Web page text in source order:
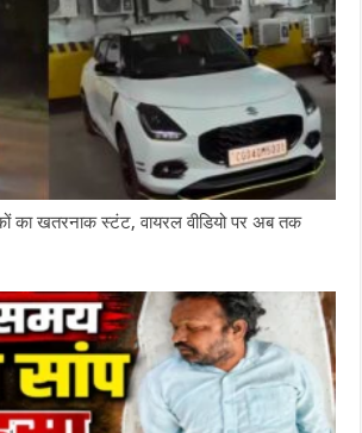
का खतरनाक स्टंट, वायरल वीडियो पर अब तक